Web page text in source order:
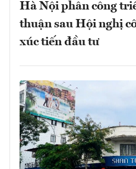
Hà Nội phân công
thuận sau Hội nghị
xúc tiến đầu tư